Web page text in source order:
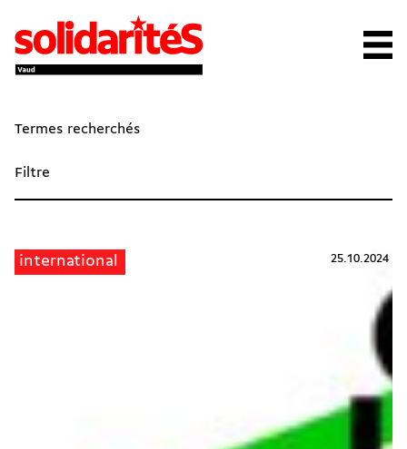
Termes recherchés
Filtre
international 25.10.2024